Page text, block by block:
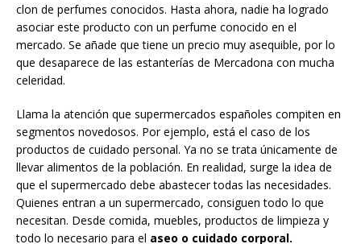
clon de perfumes conocidos. Hasta ahora, nadie ha logrado
asociar este producto con un perfume conocido en el
mercado. Se añade que tiene un precio muy asequible, por lo
que desaparece de las estanterías de Mercadona con mucha
celeridad.
Llama la atención que supermercados españoles compiten en
segmentos novedosos. Por ejemplo, está el caso de los
productos de cuidado personal. Ya no se trata únicamente de
llevar alimentos de la población. En realidad, surge la idea de
que el supermercado debe abastecer todas las necesidades.
Quienes entran a un supermercado, consiguen todo lo que
necesitan. Desde comida, muebles, productos de limpieza y
todo lo necesario para el aseo o cuidado corporal.